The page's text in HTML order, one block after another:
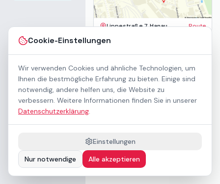
Cookie-Einstellungen
Wir verwenden Cookies und ähnliche Technologien, um
Ihnen die bestmögliche Erfahrung zu bieten. Einige sind
notwendig, andere helfen uns, die Website zu
verbessern. Weitere Informationen finden Sie in unserer
Datenschutzerklärung.
Einstellungen
Nur notwendige
Alle akzeptieren
Lippestraße 7, Hanau Route
Impressum
Barrierefreiheit
Kontakt
Mietbedingungen
Cookie-Einstellungen
Downloads
Preisliste (PDF)
Barrierefrei nach WCAG 2.1 AA